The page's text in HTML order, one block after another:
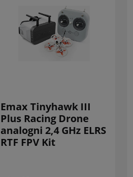
Emax Tinyhawk III
Plus Racing Drone
analogni 2,4 GHz ELRS
RTF FPV Kit